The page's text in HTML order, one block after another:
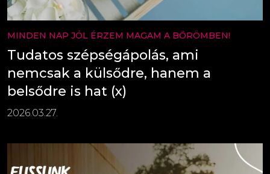
MINDEN NAP JÓL ÉRZEM MAGAM A BŐRÖMBEN!
Tudatos szépségápolás, ami
nemcsak a külsődre, hanem a
belsődre is hat (x)
2026.03.27.